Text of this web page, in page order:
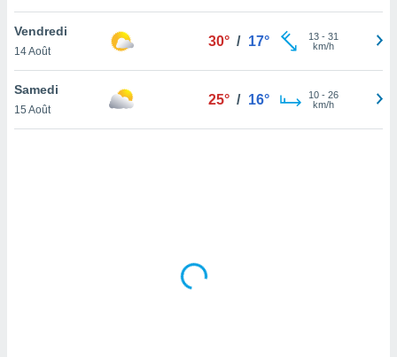
de
Vendredi
14 Août
30° / 17° 13- 31
km/h
Samedi
15 Août
25° / 16° 10- 26
km/h